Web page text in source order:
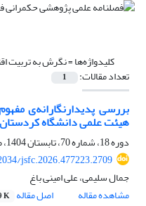
کلیدواژه‌ها =نگرش به تربیت
تعداد مقالات: 1
بررسی پدیدارنگارانه‌ی
هیئت علمی دانشگاه کردستان
دوره 18، شماره 70، تابستان 1404، صفحه
jsfc.2026.477223.2709
جمال سلیمی، علی امینی باغ
مشاهده مقاله
اصل مقاله K